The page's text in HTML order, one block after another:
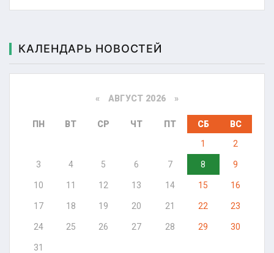
КАЛЕНДАРЬ НОВОСТЕЙ
« АВГУСТ 2026 »
ПН ВТ СР ЧТ ПТ СБ
ВС
1
2
3 4 5 6 7 8 9
10 11 12 13 14 15 16
17 18 19 20 21 22 23
24 25 26 27 28 29 30
31